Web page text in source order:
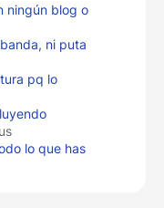
ningún blog o
ni puta
pq lo
lo que has